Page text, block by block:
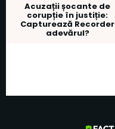
Acuzații șocante de
corupție în justiție:
Capturează Recorder
adevărul?